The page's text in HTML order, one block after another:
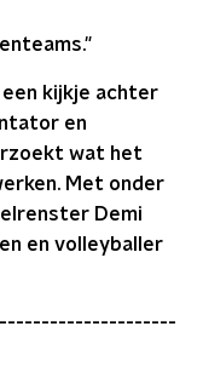
een kijkje achter
en
wat het
Met onder
Demi
en volleyballer